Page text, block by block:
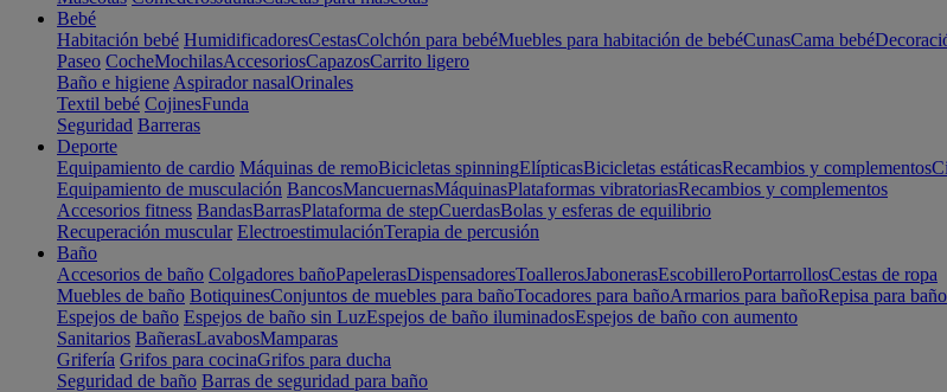
Bebé
Habitación bebé HumidificadoresCestasColchón para bebéMuebles para habitación de bebéCunasCama bebé
Paseo CocheMochilasAccesoriosCapazosCarrito ligero
Baño e higiene Aspirador nasalOrinales
Textil bebé CojinesFunda
Seguridad Barreras
Deporte
Equipamiento de cardio Máquinas de remoBicicletas spinningElípticasBicicletas estáticasRecambios y complementos
Equipamiento de musculación BancosMancuernasMáquinasPlataformas vibratoriasRecambios y complementos
Accesorios fitness BandasBarrasPlataforma de stepCuerdasBolas y esferas de equilibrio
Recuperación muscular ElectroestimulaciónTerapia de percusión
Baño
Accesorios de baño Colgadores bañoPapelerasDispensadoresToallerosJabonerasEscobilleroPortarrollosCestas de ropa
Muebles de baño BotiquinesConjuntos de muebles para bañoTocadores para bañoArmarios para bañoRepisa para baño
Espejos de baño Espejos de baño sin LuzEspejos de baño iluminadosEspejos de baño con aumento
Sanitarios BañerasLavabosMamparas
Grifería Grifos para cocinaGrifos para ducha
Seguridad de baño Barras de seguridad para baño